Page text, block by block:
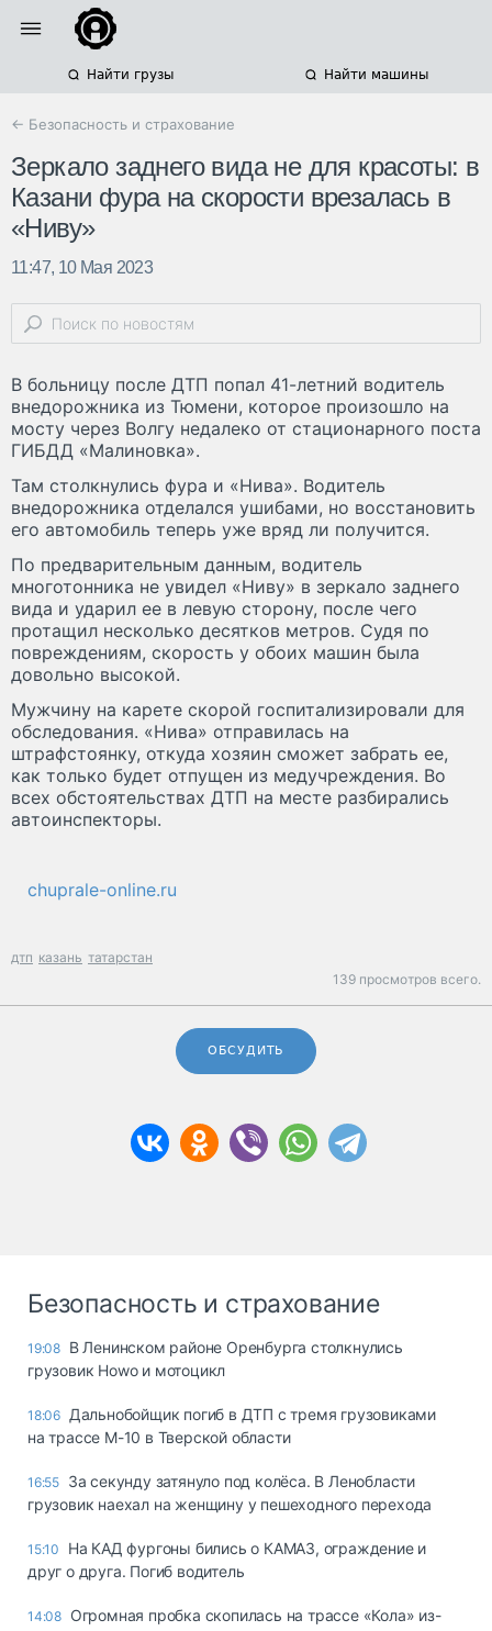
Найти грузы Найти машины
← Безопасность и страхование
Зеркало заднего вида не для красоты: в
Казани фура на скорости врезалась в
«Ниву»
11:47, 10 Мая 2023
В больницу после ДТП попал 41-летний водитель
внедорожника из Тюмени, которое произошло на
мосту через Волгу недалеко от стационарного поста
ГИБДД «Малиновка».
Там столкнулись фура и «Нива». Водитель
внедорожника отделался ушибами, но восстановить
его автомобиль теперь уже вряд ли получится.
По предварительным данным, водитель
многотонника не увидел «Ниву» в зеркало заднего
вида и ударил ее в левую сторону, после чего
протащил несколько десятков метров. Судя по
повреждениям, скорость у обоих машин была
довольно высокой.
Мужчину на карете скорой госпитализировали для
обследования. «Нива» отправилась на
штрафстоянку, откуда хозяин сможет забрать ее,
как только будет отпущен из медучреждения. Во
всех обстоятельствах ДТП на месте разбирались
автоинспекторы.
chuprale-online.ru
дтп казань татарстан
139 просмотров всего.
ОБСУДИТЬ
Безопасность и страхование
19:08 В Ленинском районе Оренбурга столкнулись
грузовик Howo и мотоцикл
18:06 Дальнобойщик погиб в ДТП с тремя грузовиками
на трассе М-10 в Тверской области
16:55 За секунду затянуло под колёса. В Ленобласти
грузовик наехал на женщину у пешеходного перехода
15:10
На КАД фургоны бились о КАМАЗ, ограждение и
друг о друга. Погиб водитель
14:08 Огромная пробка скопилась на трассе «Кола» из-